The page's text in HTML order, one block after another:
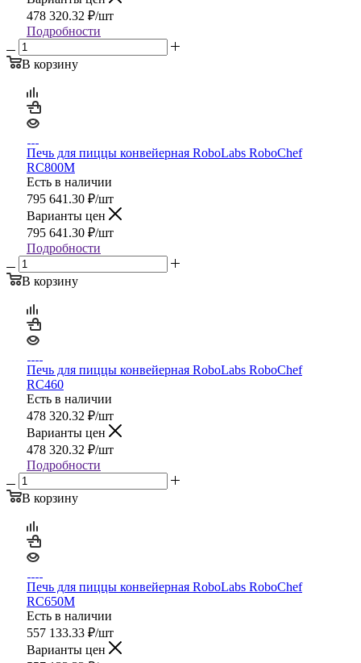
478 320.32 ₽/шт
Подробности
В корзину
Печь для пиццы конвейерная RoboLabs RoboChef
RC800M
Есть в наличии
795 641.30 ₽/шт
Варианты цен
795 641.30 ₽/шт
Подробности
В корзину
Печь для пиццы конвейерная RoboLabs RoboChef
RC460
Есть в наличии
478 320.32 ₽/шт
Варианты цен
478 320.32 ₽/шт
Подробности
В корзину
Печь для пиццы конвейерная RoboLabs RoboChef
RC650M
Есть в наличии
557 133.33 ₽/шт
Варианты цен